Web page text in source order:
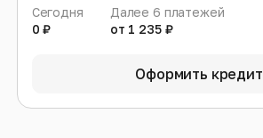
Сегодня
0 ₽
Далее 6 платежей
от 1 235 ₽
Оформить кредит